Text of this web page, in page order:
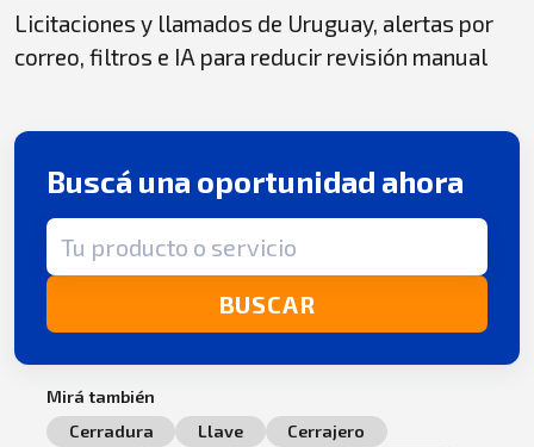
Licitaciones y llamados de Uruguay, alertas por
correo, filtros e IA para reducir revisión manual
Buscá una oportunidad ahora
Término de búsqueda
BUSCAR
Mirá también
Cerradura
Llave
Cerrajero